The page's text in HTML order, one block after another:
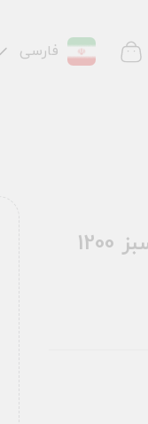
فارسی
فرش ماشینی تیدا طرح 2555007052 سبز 1200